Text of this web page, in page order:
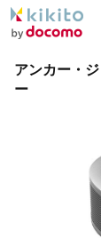
アンカー・
ー